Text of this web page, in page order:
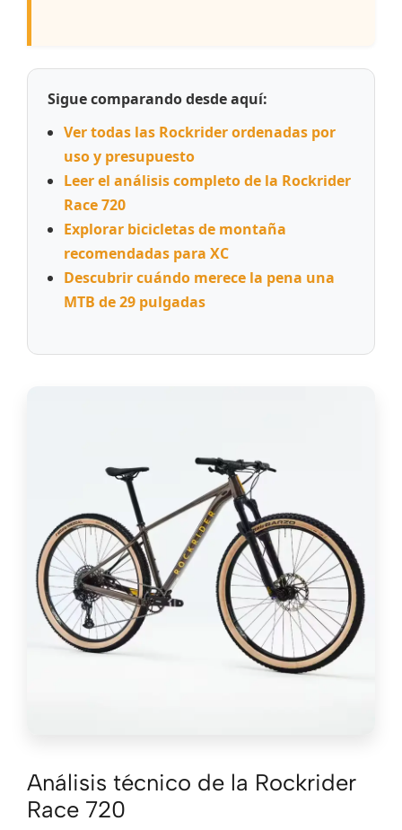
Sigue comparando desde aquí:
Ver todas las Rockrider ordenadas por
uso y presupuesto
Leer el análisis completo de la Rockrider
Race 720
Explorar bicicletas de montaña
recomendadas para XC
Descubrir cuándo merece la pena una
MTB de 29 pulgadas
Análisis técnico de la Rockrider
Race 720